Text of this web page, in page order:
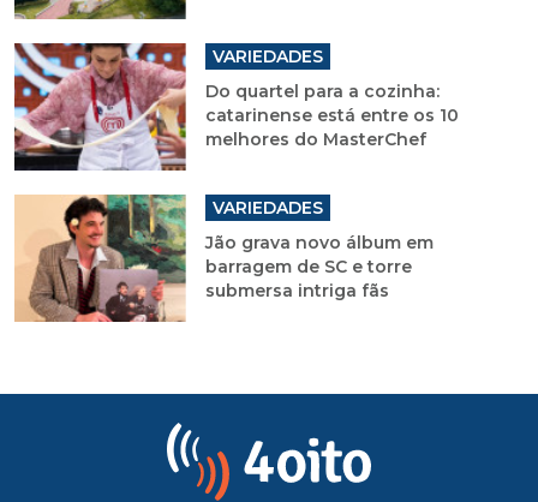
VARIEDADES
Do quartel para a cozinha:
catarinense está entre os 10
melhores do MasterChef
VARIEDADES
Jão grava novo álbum em
barragem de SC e torre
submersa intriga fãs